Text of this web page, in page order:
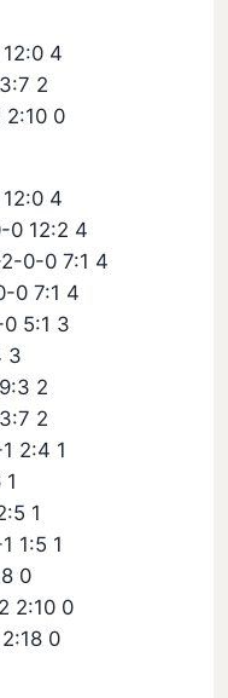
4
2
2:10 0
4
0 12:2 4
0-0 7:1 4
0 7:1 4
5:1 3
3
2
2
2:4 1
1
1:5 1
0
2:10 0
0